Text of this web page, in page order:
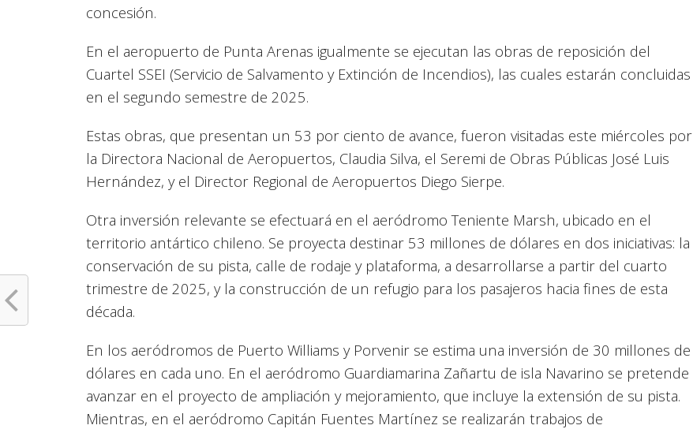
concesión.
En el aeropuerto de Punta Arenas igualmente se ejecutan las obras de reposición del
Cuartel SSEI (Servicio de Salvamento y Extinción de Incendios), las cuales estarán concluidas
en el segundo semestre de 2025.
Estas obras, que presentan un 53 por ciento de avance, fueron visitadas este miércoles por
la Directora Nacional de Aeropuertos, Claudia Silva, el Seremi de Obras Públicas José Luis
Hernández, y el Director Regional de Aeropuertos Diego Sierpe.
Otra inversión relevante se efectuará en el aeródromo Teniente Marsh, ubicado en el
territorio antártico chileno. Se proyecta destinar 53 millones de dólares en dos iniciativas: la
conservación de su pista, calle de rodaje y plataforma, a desarrollarse a partir del cuarto
trimestre de 2025, y la construcción de un refugio para los pasajeros hacia fines de esta
década.
En los aeródromos de Puerto Williams y Porvenir se estima una inversión de 30 millones de
dólares en cada uno. En el aeródromo Guardiamarina Zañartu de isla Navarino se pretende
avanzar en el proyecto de ampliación y mejoramiento, que incluye la extensión de su pista.
Mientras, en el aeródromo Capitán Fuentes Martínez se realizarán trabajos de